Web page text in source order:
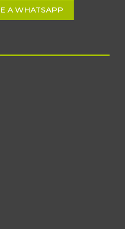
A WHATSAPP